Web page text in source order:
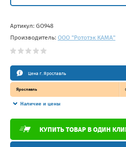
Артикул: GO948
Производитель: ООО "Рототэк КАМА"
Цена г. Ярославль
Ярославль
Наличие и цены
КУПИТЬ ТОВАР В ОДИН